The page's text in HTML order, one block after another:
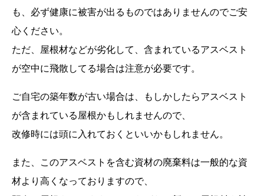
も、必ず健康に被害が出るものではありませんのでご安
心ください。
ただ、屋根材などが劣化して、含まれているアスベスト
が空中に飛散してる場合は注意が必要です。
ご自宅の築年数が古い場合は、もしかしたらアスベスト
が含まれている屋根かもしれませんので、
改修時には頭に入れておくといいかもしれません。
また、このアスベストを含む資材の廃棄料は一般的な資
材より高くなっておりますので、